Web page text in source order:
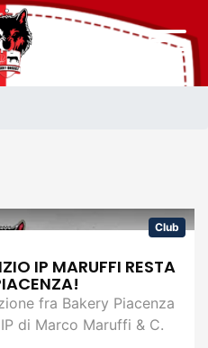
Club
IP MARUFFI RESTA
fra Bakery Piacenza
di Marco Maruffi & C.